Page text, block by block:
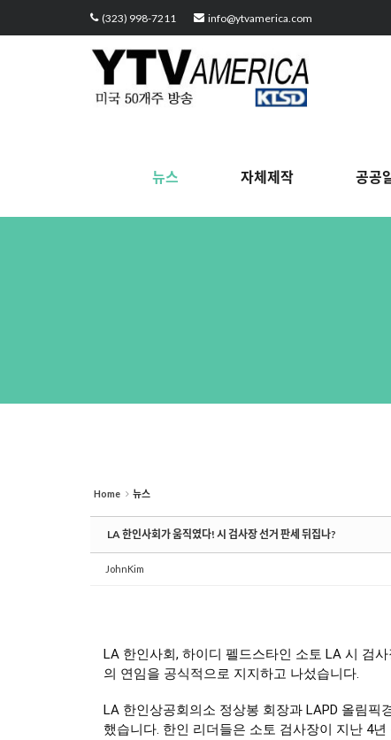
(323) 998-7211 info@ytvamerica.com
뉴스 자체제작 공공
Home 뉴스
LA 한인사회가 움직였다! 시 검사장 선거 판세 뒤집나?
JohnKim
LA 한인사회, 하이디 펠드스타인 소토 LA 시 검
의 연임을 공식적으로 지지하고 나섰습니다.
LA 한인상공회의소 정상봉 회장과 LAPD 올림
했습니다. 한인 리더들은 소토 검사장이 지난 4